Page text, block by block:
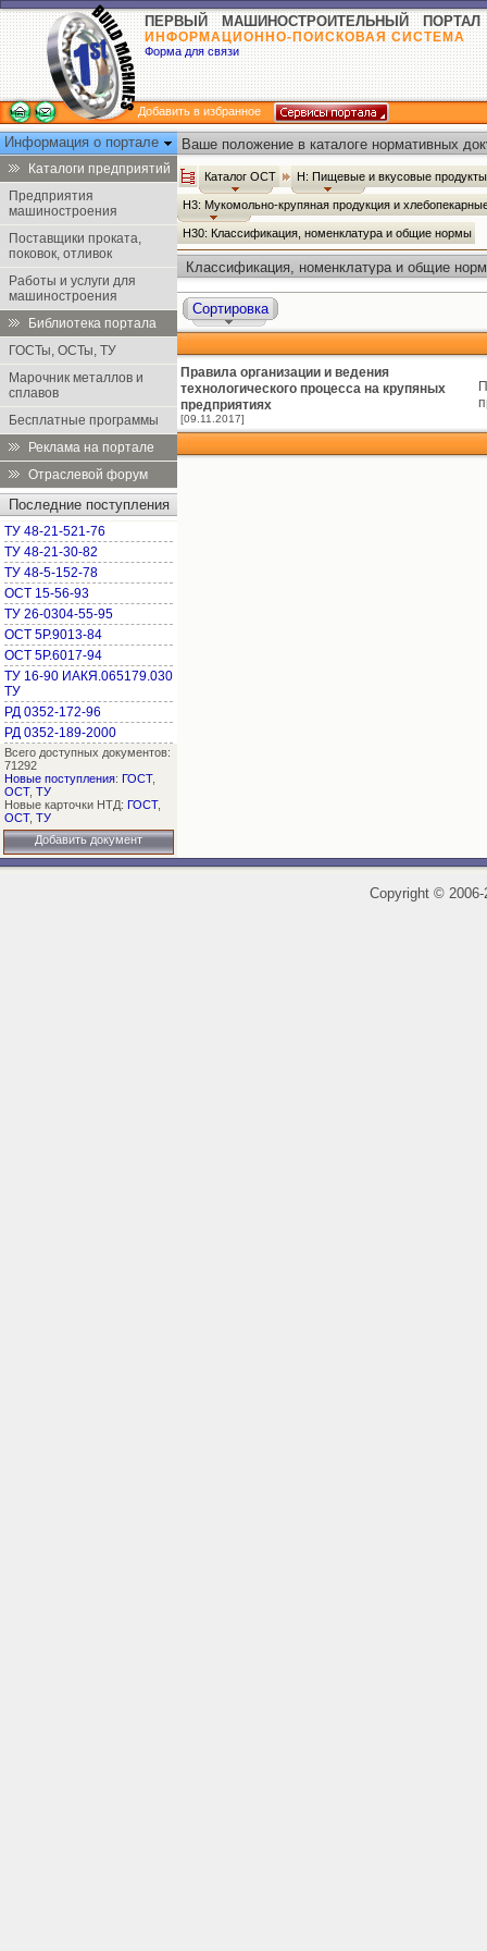
ПЕРВЫЙ МАШИНОСТРОИТЕЛЬНЫЙ ПОРТАЛ
ИНФОРМАЦИОННО-ПОИСКОВАЯ СИСТЕМА
Форма для связи
Добавить в избранное
Информация о портале
Каталоги предприятий
Предприятия
машиностроения
Поставщики проката,
поковок, отливок
Работы и услуги для
машиностроения
Библиотека портала
ГОСТы, ОСТы, ТУ
Марочник металлов и
сплавов
Бесплатные программы
Реклама на портале
Отраслевой форум
Последние поступления
ТУ 48-21-521-76
ТУ 48-21-30-82
ТУ 48-5-152-78
ОСТ 15-56-93
ТУ 26-0304-55-95
ОСТ 5Р.9013-84
ОСТ 5Р.6017-94
ТУ 16-90 ИАКЯ.065179.030
ТУ
РД 0352-172-96
РД 0352-189-2000
Всего доступных документов:
71292
Новые поступления: ГОСТ,
ОСТ, ТУ
Новые карточки НТД: ГОСТ,
ОСТ, ТУ
Добавить документ
Ваше положение в каталоге нормативных
Каталог ОСТ Н: Пищевые и вкусовые
Н3: Мукомольно-крупяная продукция и
Н30: Классификация, номенклатура и общие нормы
Классификация, номенклатура и общие
Сортировка
Правила организации и ведения
технологического процесса на крупяных
предприятиях
[09.11.2017]
Copyright ©